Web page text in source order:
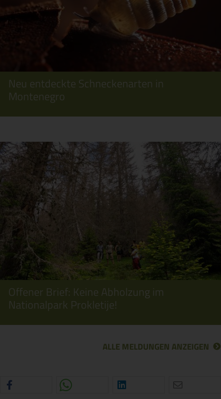
Neu entdeckte Schneckenarten in
Montenegro
Offener Brief: Keine Abholzung im
Nationalpark Prokletije!
ALLE MELDUNGEN ANZEIGEN